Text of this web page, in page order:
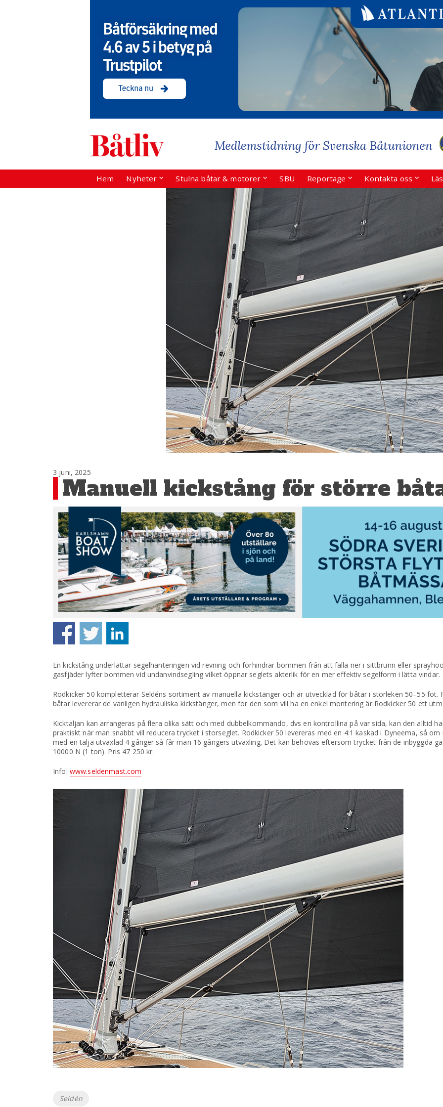
Hem Nyheter Stulna båtar & motorer SBU Reportage Kontakta oss
3 juni, 2025
Manuell kickstång för större
En kickstång underlättar segelhanteringen vid revning och förhindrar bommen från att falla ner i sittbrunn eller
gasfjäder lyfter bommen vid undanvindsegling vilket öppnar seglets akterlik för en mer effektiv segelform i lätta vindar.
Rodkicker 50 kompletterar Seldéns sortiment av manuella kickstänger och är utvecklad för båtar i storleken 50–55 fot.
båtar levererar de vanligen hydrauliska kickstänger, men för den som vill ha en enkel montering är Rodkicker 50 ett
Kicktaljan kan arrangeras på flera olika sätt och med dubbelkommando, dvs en kontrollina på var sida, kan den alltid
praktiskt när man snabbt vill reducera trycket i storseglet. Rodkicker 50 levereras med en 4:1 kaskad i Dyneema, så
med en talja utväxlad 4 gånger så får man 16 gångers utväxling. Det kan behövas eftersom trycket från de inbyggda
10000 N (1 ton). Pris 47 250 kr.
Info: www.seldenmast.com
Etiketter
Seldén